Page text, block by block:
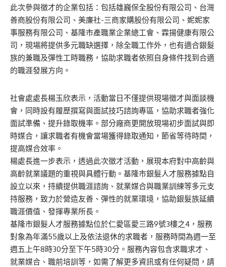
此次參與徵才的企業包括：包括雄巍保全股份有限公司、台灣
善商股份有限公司、美廉社-三商家購股份有限公司、妮妮家
事服務有限公司、基隆市產職業企業總工會、霖揚健康有限公
司，現場將提供多元職缺選擇，除全職工作外，也有適合銀髮
族的兼職及彈性工時職務，協助求職者依照自身條件找到合適
的職涯發展方向。
社會處處長楊玉欣表示，活動當日不僅提供現場徵才與面談機
會，同時設有履歷撰寫與面試技巧諮詢專區，協助求職者強化
面試準備、提升錄取機率。部分廠商更開放現場初步面試與即
時媒合，讓求職者有機會當場獲得錄取通知，節省等待時間，
提高媒合效率。
楊處長進一步表示，透過此次徵才活動，展現本府對中高齡與
高齡就業議題的重視與具體行動。基隆市銀髮人才服務據點自
設立以來，持續提供職涯諮詢、就業媒合與職業訓練等多元支
持服務，致力於營造友善、彈性的就業環境，協助銀髮族延續
職涯價值、發揮專業所長。
基隆市銀髮人才服務據點位於仁愛區愛三路9號3樓之4，服務
對象為年滿55歲以上及依法退休的求職者，服務時間為週一至
週五上午8時30分至下午5時30分。服務內容包含求職求才、
就業媒合、職前培訓等，如需了解更多資訊或有任何疑問，請